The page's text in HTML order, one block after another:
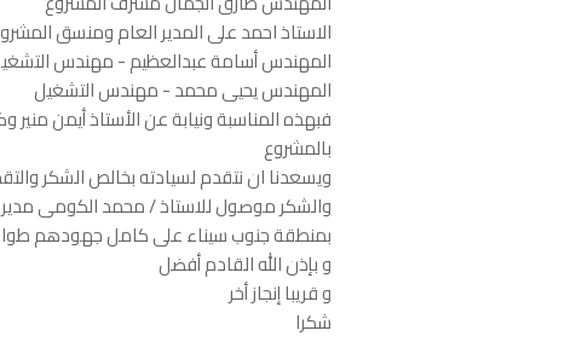
الاستاذ احمد على المدير العام ومنسق
المهندس أسامة عبدالعظيم - مهندس
المهندس يحيى محمد - مهندس التشغيل
فبهذه المناسبة ونيابة عن الأستاذ أيمن
بالمشروع
ويسعدنا ان نتقدم لسيادته بخالص الشكر
والشكر موصول للاستاذ / محمد الكومى مدير
بمنطقة جنوب سيناء على كامل جهودهم
و بإذن الله القادم أفضل
و قريبا إنجاز أخر
شكرا